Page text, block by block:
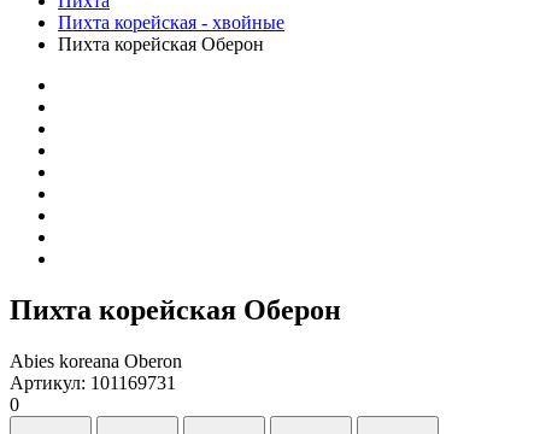
Пихта корейская - хвойные
Пихта корейская Оберон
Пихта корейская Оберон
Abies koreana Oberon
Артикул: 101169731
0